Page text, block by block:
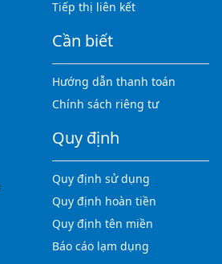
Tiếp thị liên kết
Cần biết
Hướng dẫn thanh toán
Chính sách riêng tư
Quy định
Quy định sử dụng
Quy định hoàn tiền
Quy định tên miền
Báo cáo lạm dụng